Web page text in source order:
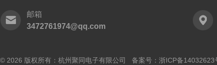
邮箱
3472761974@qq.com
© 2026 版权所有：杭州聚同电子有限公司 备案号： 浙ICP备14032623